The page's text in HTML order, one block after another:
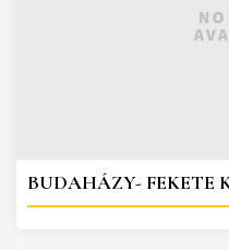
BUDAHÁZY- FEKETE